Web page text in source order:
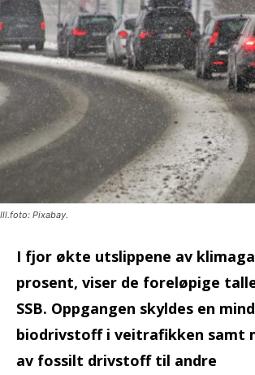
Ill.foto: Pixabay.
I fjor økte utslippene av
prosent, viser de foreløpige
SSB. Oppgangen skyldes en
biodrivstoff i veitrafikken samt
av fossilt drivstoff til andre